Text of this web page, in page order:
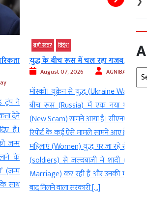
विदेश
युद्ध के बीच रूस में चल रहा गजब...
August 07, 2026 AGNIBAN
मॉस्को। यूक्रेन से युद्ध (Ukraine War) के
बीच रूस (Russia) में एक नया घोटाला
(New Scam) सामने आया है। सीएनएन की
रिपोर्ट के कई ऐसे मामले सामने आए हैं, जहां
महिलाएं (Women) युद्ध पर जा रहे सैनिकों
(soldiers) से जल्दबाजी में शादी (Fake
Marriage) कर रही हैं और उनकी मौत के
बाद मिलने वाला सरकारी […]
विदेश
US...